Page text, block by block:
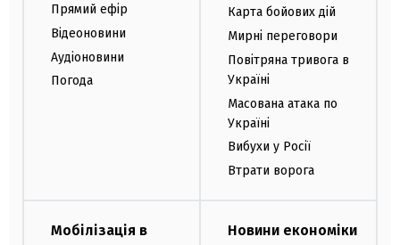
Прямий ефір
Відеоновини
Аудіоновини
Погода
Карта бойових дій
Мирні переговори
Повітряна тривога в
Україні
Масована атака по
Україні
Вибухи у Росії
Втрати ворога
Мобілізація в
Новини економіки